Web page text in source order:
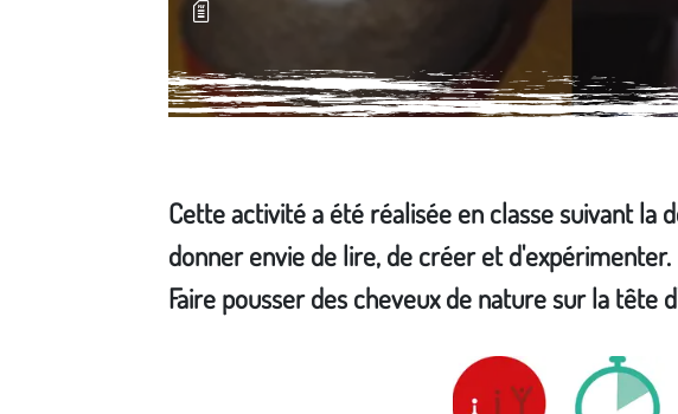
Cette activité a été réalisée en classe suivant la
donner envie de lire, de créer et d'expérimenter.
Faire pousser des cheveux de nature sur la tête